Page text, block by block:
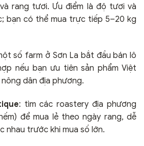
rang tươi. Ưu điểm là độ tươi và
bạn có thể mua trực tiếp 5–20 kg
số farm ở Sơn La bắt đầu bán lô
nếu bạn ưu tiên sản phẩm Việt
dân địa phương.
: tìm các roastery địa phương
để mua lẻ theo ngày rang, dễ
nhau trước khi mua số lớn.